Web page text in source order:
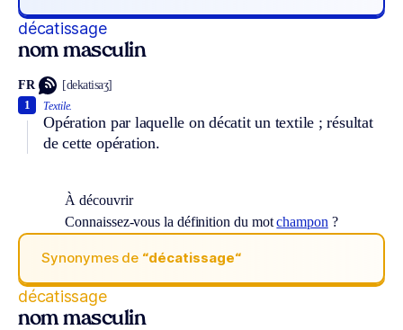
décatissage
nom masculin
FR [dekatisaʒ]
Textile.
Opération par laquelle on décatit un textile ; résultat
de cette opération.
1
À découvrir
Connaissez-vous la définition du motchampon ?
Synonymes de “décatissage“
décatissage
nom masculin